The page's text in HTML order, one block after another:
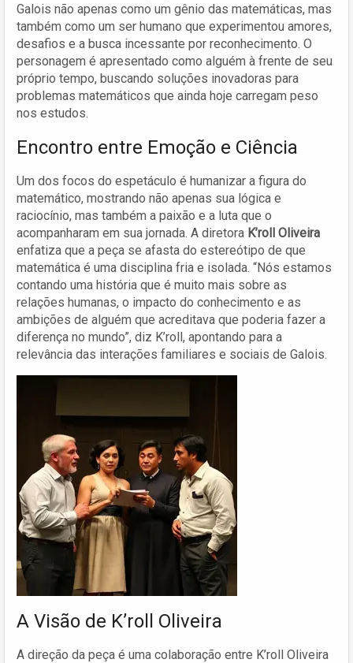
Galois não apenas como um gênio das matemáticas, mas
também como um ser humano que experimentou amores,
desafios e a busca incessante por reconhecimento. O
personagem é apresentado como alguém à frente de seu
próprio tempo, buscando soluções inovadoras para
problemas matemáticos que ainda hoje carregam peso
nos estudos.
Encontro entre Emoção e Ciência
Um dos focos do espetáculo é humanizar a figura do
matemático, mostrando não apenas sua lógica e
raciocínio, mas também a paixão e a luta que o
acompanharam em sua jornada. A diretora K’roll Oliveira
enfatiza que a peça se afasta do estereótipo de que
matemática é uma disciplina fria e isolada. “Nós estamos
contando uma história que é muito mais sobre as
relações humanas, o impacto do conhecimento e as
ambições de alguém que acreditava que poderia fazer a
diferença no mundo”, diz K’roll, apontando para a
relevância das interações familiares e sociais de Galois.
A Visão de K’roll Oliveira
A direção da peça é uma colaboração entre K’roll Oliveira